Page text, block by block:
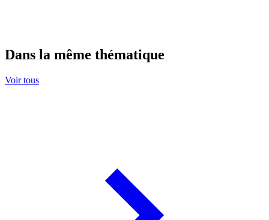
Dans la même thématique
Voir tous